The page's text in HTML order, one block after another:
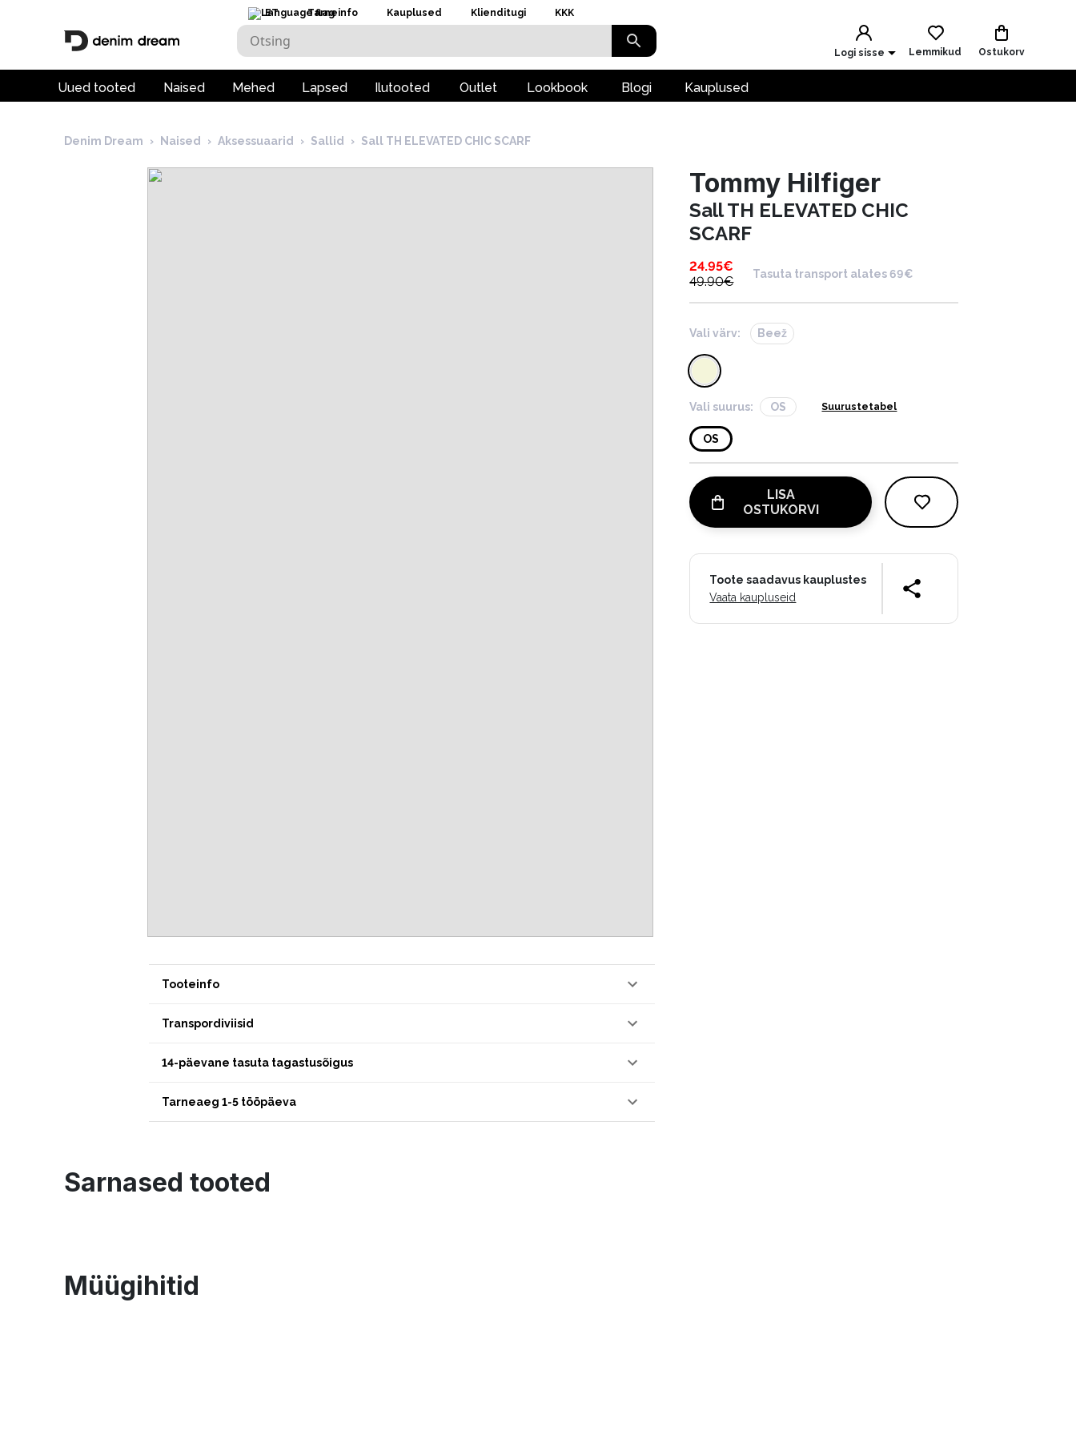
ET Tarneinfo Kauplused Klienditugi KKK
Logi sisse Lemmikud Ostukorv
Uued tooted Naised Mehed Lapsed Ilutooted Outlet Lookbook Blogi Kauplused
Denim Dream › Naised › Aksessuaarid › Sallid › Sall TH ELEVATED CHIC SCARF
Tooteinfo
Transpordiviisid
14-päevane tasuta tagastusõigus
Tarneaeg 1-5 tööpäeva
Tommy Hilfiger
Sall TH ELEVATED CHIC
SCARF
24.95€
49.90€
Tasuta transport alates 69€
Vali värv: Beež
Vali suurus: OS Suurustetabel
OS
LISA
OSTUKORVI
Toote saadavus kauplustes
Vaata kaupluseid
Sarnased tooted
Müügihitid